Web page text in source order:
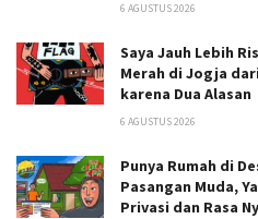
6 AGUSTUS 2026
Saya Jauh Lebih
Merah di Jogja
karena Dua Alasan
6 AGUSTUS 2026
Punya Rumah di
Pasangan Muda,
Privasi dan Rasa